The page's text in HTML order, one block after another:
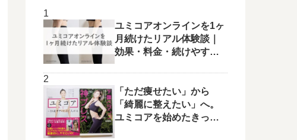
ユミコアオンラインを1ヶ
月続けたリアル体験談｜
効果・料金・続けやすさ
「ただ痩せたい」から
「綺麗に整えたい」へ。
ユミコアを始めたきっか